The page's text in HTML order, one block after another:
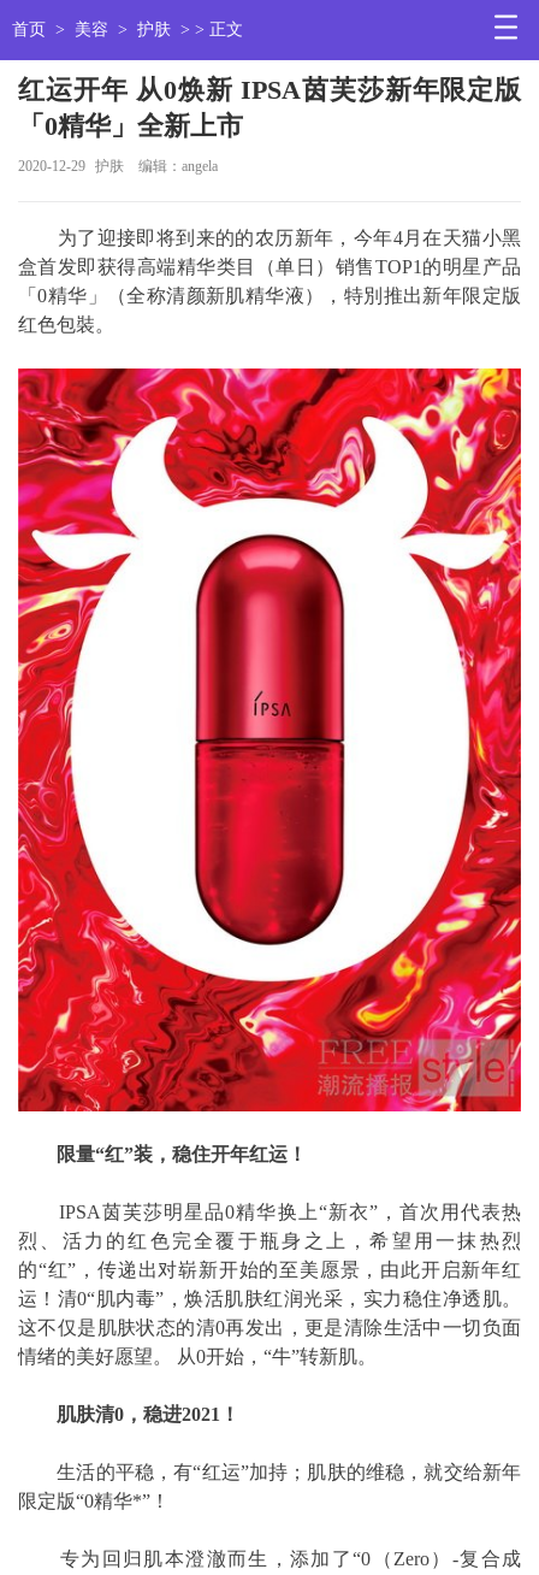
首页 > 美容 > 护肤 > > 正文
红运开年 从0焕新 IPSA茵芙莎新年限定版
「0精华」全新上市
2020-12-29 护肤 编辑：angela
为了迎接即将到来的的农历新年，今年4月在天猫小黑
盒首发即获得高端精华类目（单日）销售TOP1的明星产品
「0精华」（全称清颜新肌精华液），特別推出新年限定版
红色包裝。
限量“红”装，稳住开年红运！
IPSA茵芙莎明星品0精华换上“新衣”，首次用代表热
烈、活力的红色完全覆于瓶身之上，希望用一抹热烈
的“红”，传递出对崭新开始的至美愿景，由此开启新年红
运！清0“肌内毒”，焕活肌肤红润光采，实力稳住净透肌。
这不仅是肌肤状态的清0再发出，更是清除生活中一切负面
情绪的美好愿望。 从0开始，“牛”转新肌。
肌肤清0，稳进2021！
生活的平稳，有“红运”加持；肌肤的维稳，就交给新年
限定版“0精华*”！
专为回归肌本澄澈而生，添加了“0（Zero）-复合成